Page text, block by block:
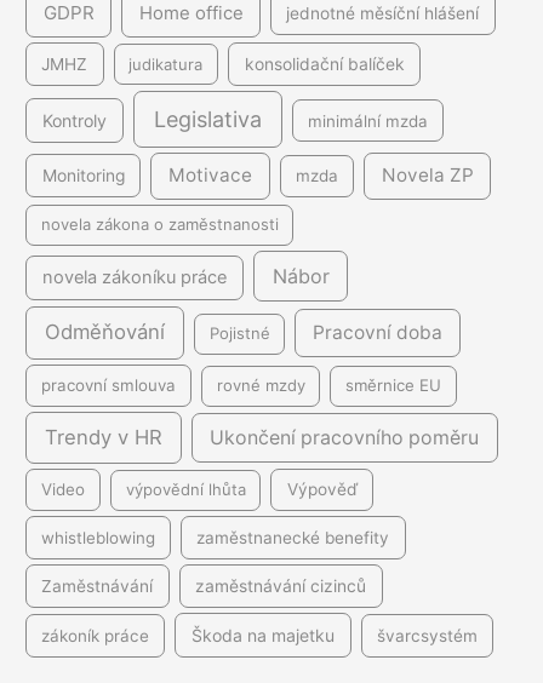
GDPR Home office jednotné měsíční hlášení
JMHZ judikatura konsolidační balíček
Kontroly Legislativa minimální mzda
Monitoring Motivace mzda Novela ZP
novela zákona o zaměstnanosti
novela zákoníku práce Nábor
Odměňování Pojistné Pracovní doba
pracovní smlouva rovné mzdy směrnice EU
Trendy v HR Ukončení pracovního poměru
Video výpovědní lhůta Výpověď
whistleblowing zaměstnanecké benefity
Zaměstnávání zaměstnávání cizinců
zákoník práce Škoda na majetku švarcsystém